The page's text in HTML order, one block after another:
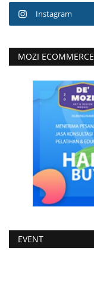
Instagram
MOZI ECOMMERCE
EVENT